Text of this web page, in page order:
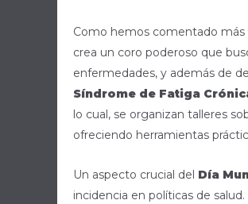
Como hemos comentado más
crea un coro poderoso que
enfermedades, y además de
Síndrome de Fatiga
lo cual, se organizan talleres
ofreciendo herramientas
Un aspecto crucial del Día
incidencia en políticas de